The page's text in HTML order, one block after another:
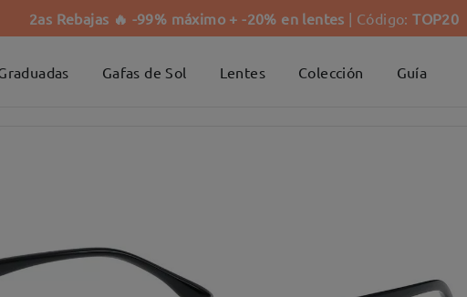
2as Rebajas 🔥 -99% máximo + -20% en lentes | Código:TOP20
Gafas de Sol Lentes Colección Guía